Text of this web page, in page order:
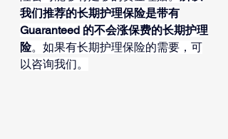
我们推荐的长期护理保险是带有
Guaranteed 的不会涨保费的长期护理
险。如果有长期护理保险的需要，可
以咨询我们。